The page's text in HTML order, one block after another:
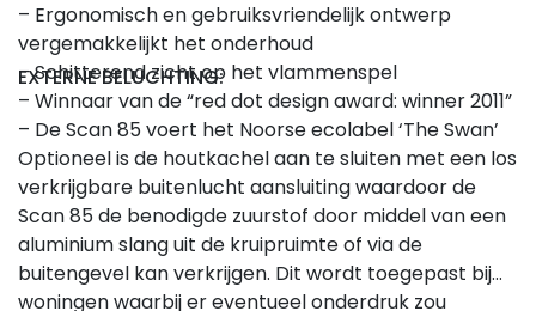
– Ergonomisch en gebruiksvriendelijk ontwerp
vergemakkelijkt het onderhoud
– Schitterend zicht op het vlammenspel
– Winnaar van de “red dot design award: winner 2011”
– De Scan 85 voert het Noorse ecolabel ‘The Swan’
EXTERNE BELUCHTING:
Optioneel is de houtkachel aan te sluiten met een los
verkrijgbare buitenlucht aansluiting waardoor de
Scan 85 de benodigde zuurstof door middel van een
aluminium slang uit de kruipruimte of via de
buitengevel kan verkrijgen. Dit wordt toegepast bij
woningen waarbij er eventueel onderdruk zou